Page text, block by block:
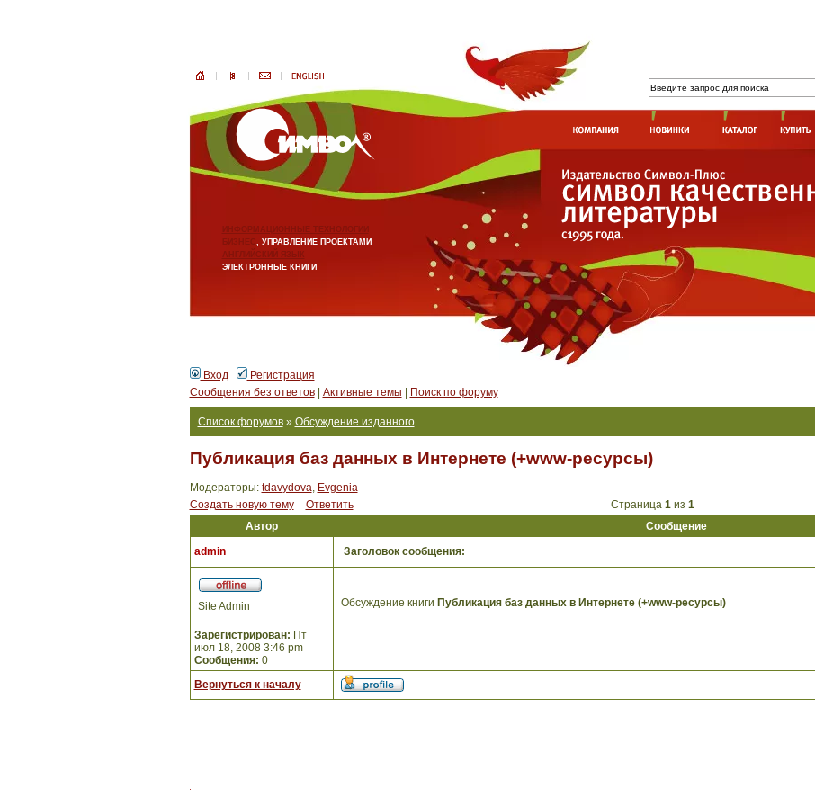
ИНФОРМАЦИОННЫЕ ТЕХНОЛОГИИ
БИЗНЕС, УПРАВЛЕНИЕ ПРОЕКТАМИ
АНГЛИЙСКИЙ ЯЗЫК
ЭЛЕКТРОННЫЕ КНИГИ
Вход
Регистрация
Сообщения без ответов| Активные темы Поиск по форуму
Список форумов» Обсуждение изданного
Публикация баз данных в Интернете (+www-ресурсы)
Модераторы: tdavydova, Evgenia
Создать новую тему
Ответить Страница 1из 1
Автор
Сообщение
admin
Заголовок сообщения:
Site Admin
Зарегистрирован: Пт
июл 18, 2008 3:46 pm
Сообщения: 0
Обсуждение книги Публикация баз данных в Интернете (+www-ресурсы)
Вернуться к началу